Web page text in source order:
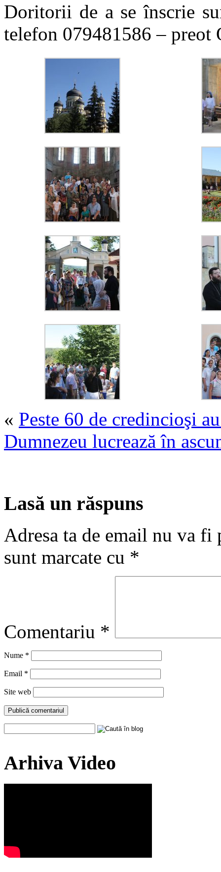
Doritorii de a se înscrie
telefon 079481586 – preot
« Peste 60 de credincioşi
Dumnezeu lucrează în
Lasă un răspuns
Adresa ta de email nu va fi
sunt marcate cu *
Comentariu *
Nume *
Email *
Site web
Arhiva Video